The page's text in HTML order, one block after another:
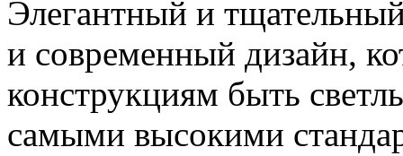
Элегантный и
и современный дизайн,
конструкциям быть
самыми высокими